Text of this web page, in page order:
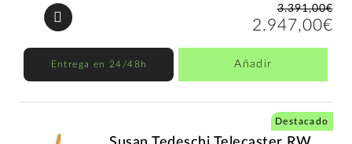
3.391,00€
2.947,00€
Entrega en 24/48h Añadir
Destacado